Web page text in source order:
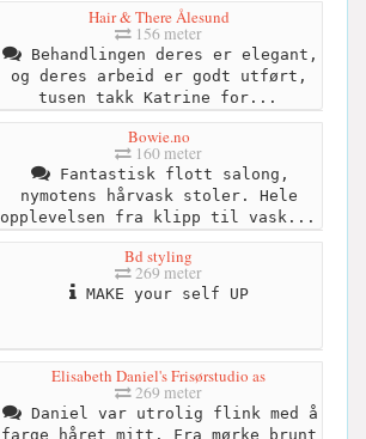
Hair & There Ålesund
156 meter
Behandlingen deres er elegant,
og deres arbeid er godt utført,
tusen takk Katrine for...
Bowie.no
160 meter
Fantastisk flott salong,
nymotens hårvask stoler. Hele
opplevelsen fra klipp til vask...
Bd styling
269 meter
MAKE your self UP
Elisabeth Daniel's Frisørstudio as
269 meter
Daniel var utrolig flink med å
farge håret mitt. Fra mørke brunt